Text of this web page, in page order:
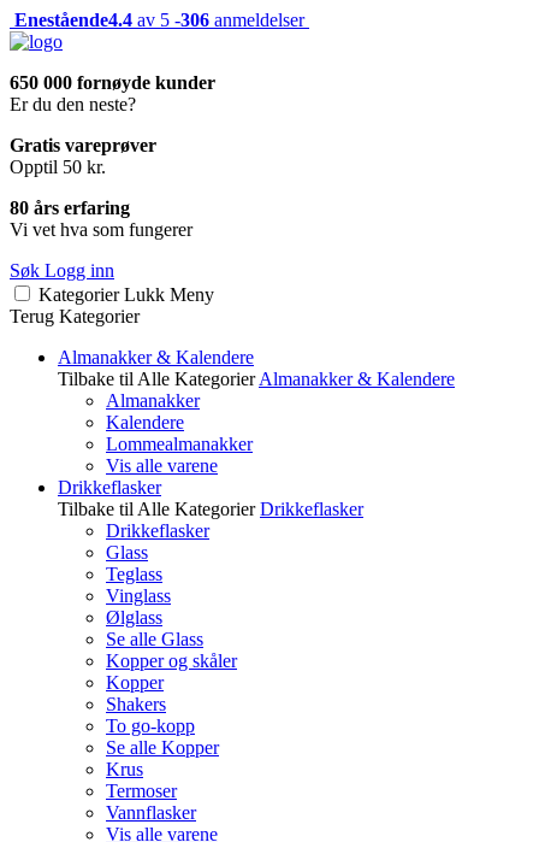
Enestående4.4 av 5 -306 anmeldelser
650 000 fornøyde kunder
Er du den neste?
Gratis vareprøver
Opptil 50 kr.
80 års erfaring
Vi vet hva som fungerer
Søk Logg inn
Kategorier Lukk Meny
Terug Kategorier
Almanakker & Kalendere
Tilbake til Alle Kategorier Almanakker & Kalendere
Almanakker
Kalendere
Lommealmanakker
Vis alle varene
Drikkeflasker
Tilbake til Alle Kategorier Drikkeflasker
Drikkeflasker
Glass
Teglass
Vinglass
Ølglass
Se alle Glass
Kopper og skåler
Kopper
Shakers
To go-kopp
Se alle Kopper
Krus
Termoser
Vannflasker
Vis alle varene